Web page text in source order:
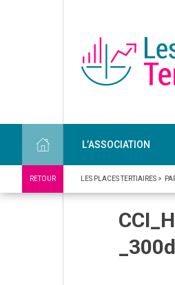
L’ASSOCIATION
RETOUR LES PLACES TERTIAIRES >